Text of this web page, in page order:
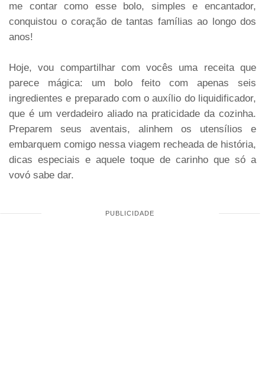
me contar como esse bolo, simples e encantador,
conquistou o coração de tantas famílias ao longo dos
anos!
Hoje, vou compartilhar com vocês uma receita que
parece mágica: um bolo feito com apenas seis
ingredientes e preparado com o auxílio do liquidificador,
que é um verdadeiro aliado na praticidade da cozinha.
Preparem seus aventais, alinhem os utensílios e
embarquem comigo nessa viagem recheada de história,
dicas especiais e aquele toque de carinho que só a
vovó sabe dar.